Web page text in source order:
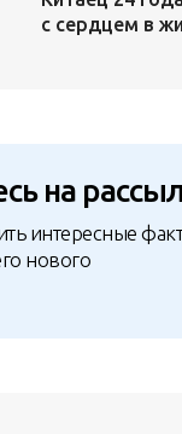
с сердцем в
на
интересные
нового